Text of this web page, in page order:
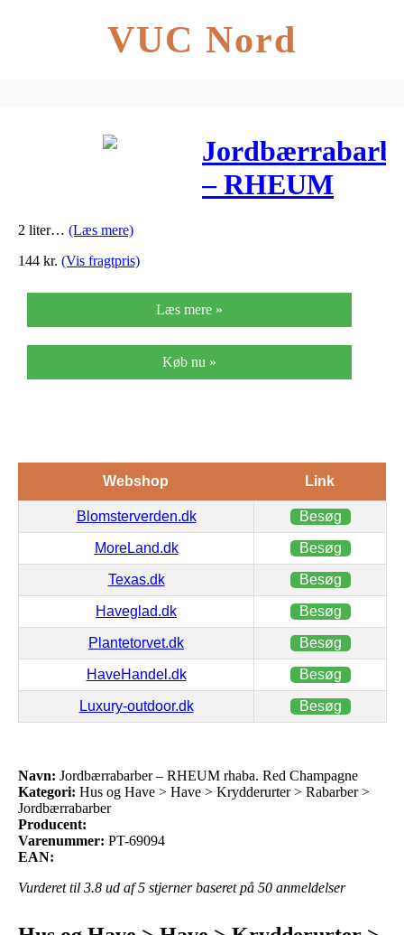
VUC Nord
– RHEUM
2 liter… (Læs mere)
144 kr. (Vis fragtpris)
Læs mere »
Køb nu »
Webshop Link
Blomsterverden.dk Besøg
MoreLand.dk Besøg
Texas.dk Besøg
Haveglad.dk Besøg
Plantetorvet.dk Besøg
HaveHandel.dk Besøg
Luxury-outdoor.dk Besøg
Navn: Jordbærrabarber – RHEUM rhaba. Red Champagne
Kategori: Hus og Have > Have > Krydderurter > Rabarber >
Jordbærrabarber
Producent:
Varenummer: PT-69094
EAN:
Vurderet til 3.8 ud af 5 stjerner baseret på 50 anmeldelser